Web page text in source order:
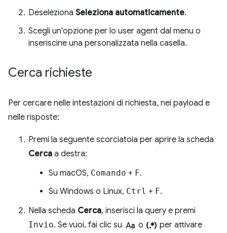
Deseleziona Seleziona automaticamente.
Scegli un'opzione per lo user agent dal menu o
inseriscine una personalizzata nella casella.
Cerca richieste
Per cercare nelle intestazioni di richiesta, nei payload e
nelle risposte:
Premi la seguente scorciatoia per aprire la scheda
Cerca a destra:
Su macOS, Comando + F.
Su Windows o Linux, Ctrl + F.
Nella scheda Cerca, inserisci la query e premi
Invio. Se vuoi, fai clic su match_case o regular_expression per attivare